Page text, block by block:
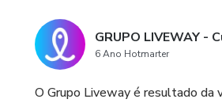
GRUPO LIVEWAY -
6 Ano Hotmarter
O Grupo Liveway é resultado da